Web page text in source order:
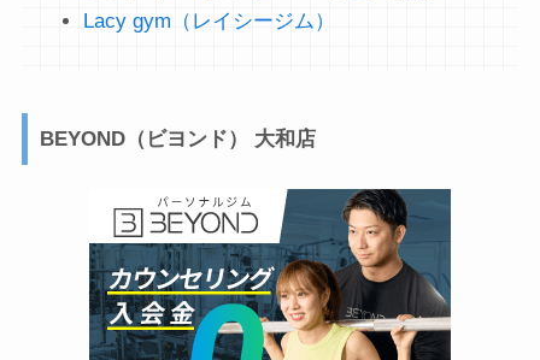
Lacy gym（レイシージム）
BEYOND（ビヨンド） 大和店